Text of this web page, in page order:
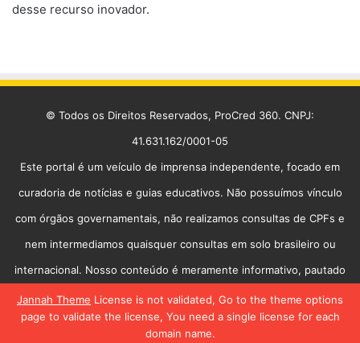
Jannah Theme License is not validated, Go to the theme options
page to validate the license, You need a single license for each
domain name.
desse recurso inovador.
© Todos os Direitos Reservados, ProCred 360. CNPJ:
41.631.162/0001-05
Este portal é um veículo de imprensa independente, focado em
curadoria de notícias e guias educativos. Não possuímos vínculo
com órgãos governamentais, não realizamos consultas de CPFs e
nem intermediamos quaisquer consultas em solo brasileiro ou
internacional. Nosso conteúdo é meramente informativo, pautado
na transparência e na utilidade pública.
Início
Política de Privacidade Contato Equipe